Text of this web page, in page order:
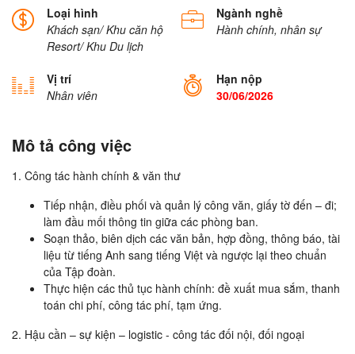
Loại hình
Khách sạn/ Khu căn hộ
Resort/ Khu Du lịch
Ngành nghề
Hành chính, nhân sự
Vị trí
Nhân viên
Hạn nộp
30/06/2026
Mô tả công việc
1. Công tác hành chính & văn thư
Tiếp nhận, điều phối và quản lý công văn, giấy tờ đến – đi;
làm đầu mối thông tin giữa các phòng ban.
Soạn thảo, biên dịch các văn bản, hợp đồng, thông báo, tài
liệu từ tiếng Anh sang tiếng Việt và ngược lại theo chuẩn
của Tập đoàn.
Thực hiện các thủ tục hành chính: đề xuất mua sắm, thanh
toán chi phí, công tác phí, tạm ứng.
2. Hậu cần – sự kiện – logistic - công tác đối nội, đối ngoại